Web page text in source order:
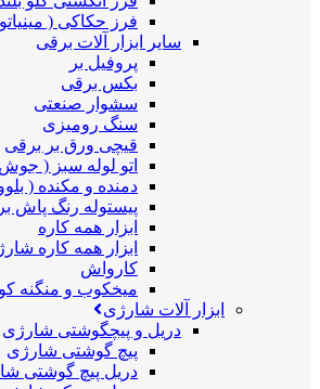
فرز حکاکی (
سایر ابزار آلات برقی
پروفیل بر
بکس برقی
سشوار صنعتی
سنگ رومیزی
قیچی ورق بر برقی
اتو لوله سبز (
دمنده و مکنده (
پیستوله رنگ پاش
ابزار همه کاره
ابزار همه کاره
کارواش
میخکوب و منگنه
ابزار آلات شارژی
دریل و پیچگوشتی شارژی
پیچ گوشتی شارژی
دریل پیچ گوشتی